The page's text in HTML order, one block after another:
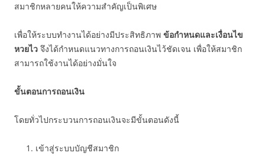
สมาชิกหลายคนให้ความสำคัญเป็นพิเศษ
เพื่อให้ระบบทำงานได้อย่างมีประสิทธิภาพ ข้อกำหนดและเงื่อนไข
หวยไว จึงได้กำหนดแนวทางการถอนเงินไว้ชัดเจน เพื่อให้สมาชิก
สามารถใช้งานได้อย่างมั่นใจ
ขั้นตอนการถอนเงิน
โดยทั่วไปกระบวนการถอนเงินจะมีขั้นตอนดังนี้
เข้าสู่ระบบบัญชีสมาชิก